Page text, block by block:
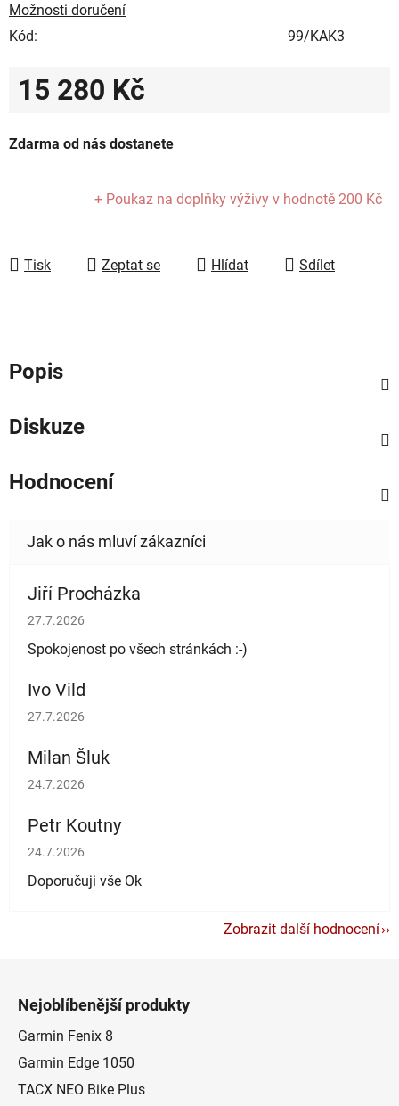
Možnosti doručení
Kód:
99/KAK3
15 280 Kč
Zdarma od nás dostanete
+ Poukaz na doplňky výživy v hodnotě 200 Kč
Tisk Zeptat se Hlídat Sdílet
Popis
Diskuze
Hodnocení
Jiří Procházka
Hodnocení obchodu je 5 z 5 hvězdiček.
27.7.2026
Spokojenost po všech stránkách :-)
Ivo Vild
Hodnocení obchodu je 5 z 5 hvězdiček.
27.7.2026
Milan Šluk
Hodnocení obchodu je 5 z 5 hvězdiček.
24.7.2026
Petr Koutny
Hodnocení obchodu je 5 z 5 hvězdiček.
24.7.2026
Doporučuji vše Ok
Zobrazit další hodnocení
Nejoblíbenější produkty
Garmin Fenix 8
Garmin Edge 1050
TACX NEO Bike Plus